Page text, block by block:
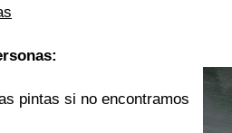
pintas si no encontramos